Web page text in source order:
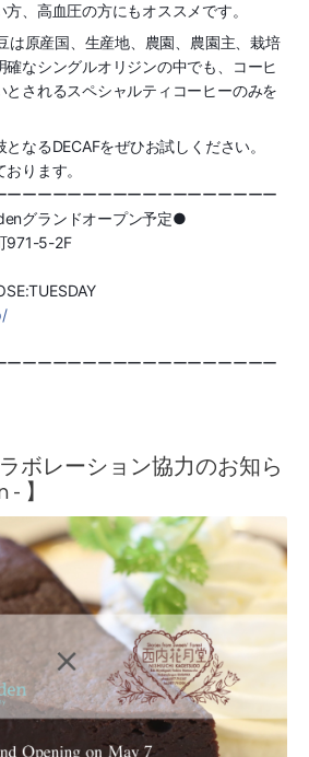
、高血圧の方にもオススメです。
は原産国、生産地、農園、農園主、栽培
なシングルオリジンの中でも、コーヒ
とされるスペシャルティコーヒーのみを
なるDECAFをぜひお試しください。
ります。
ーーーーーーーーーーーーーーーーーー
グランドオープン予定●
971-5-2F
ーーーーーーーーーーーーーーーーーー
ボレーション協力のお知ら
】